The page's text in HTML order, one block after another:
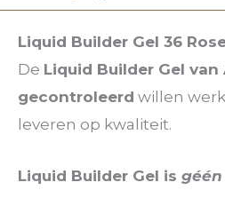
Liquid Builder Gel 36
De Liquid Builder Gel van
gecontroleerd willen
leveren op kwaliteit.
Liquid Builder Gel is géén